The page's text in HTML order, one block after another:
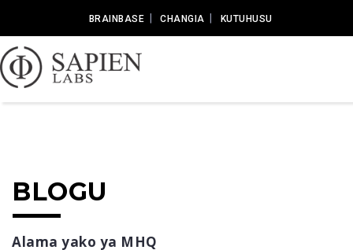
BRAINBASE CHANGIA KUTUHUSU
BLOGU
Alama yako ya MHQ